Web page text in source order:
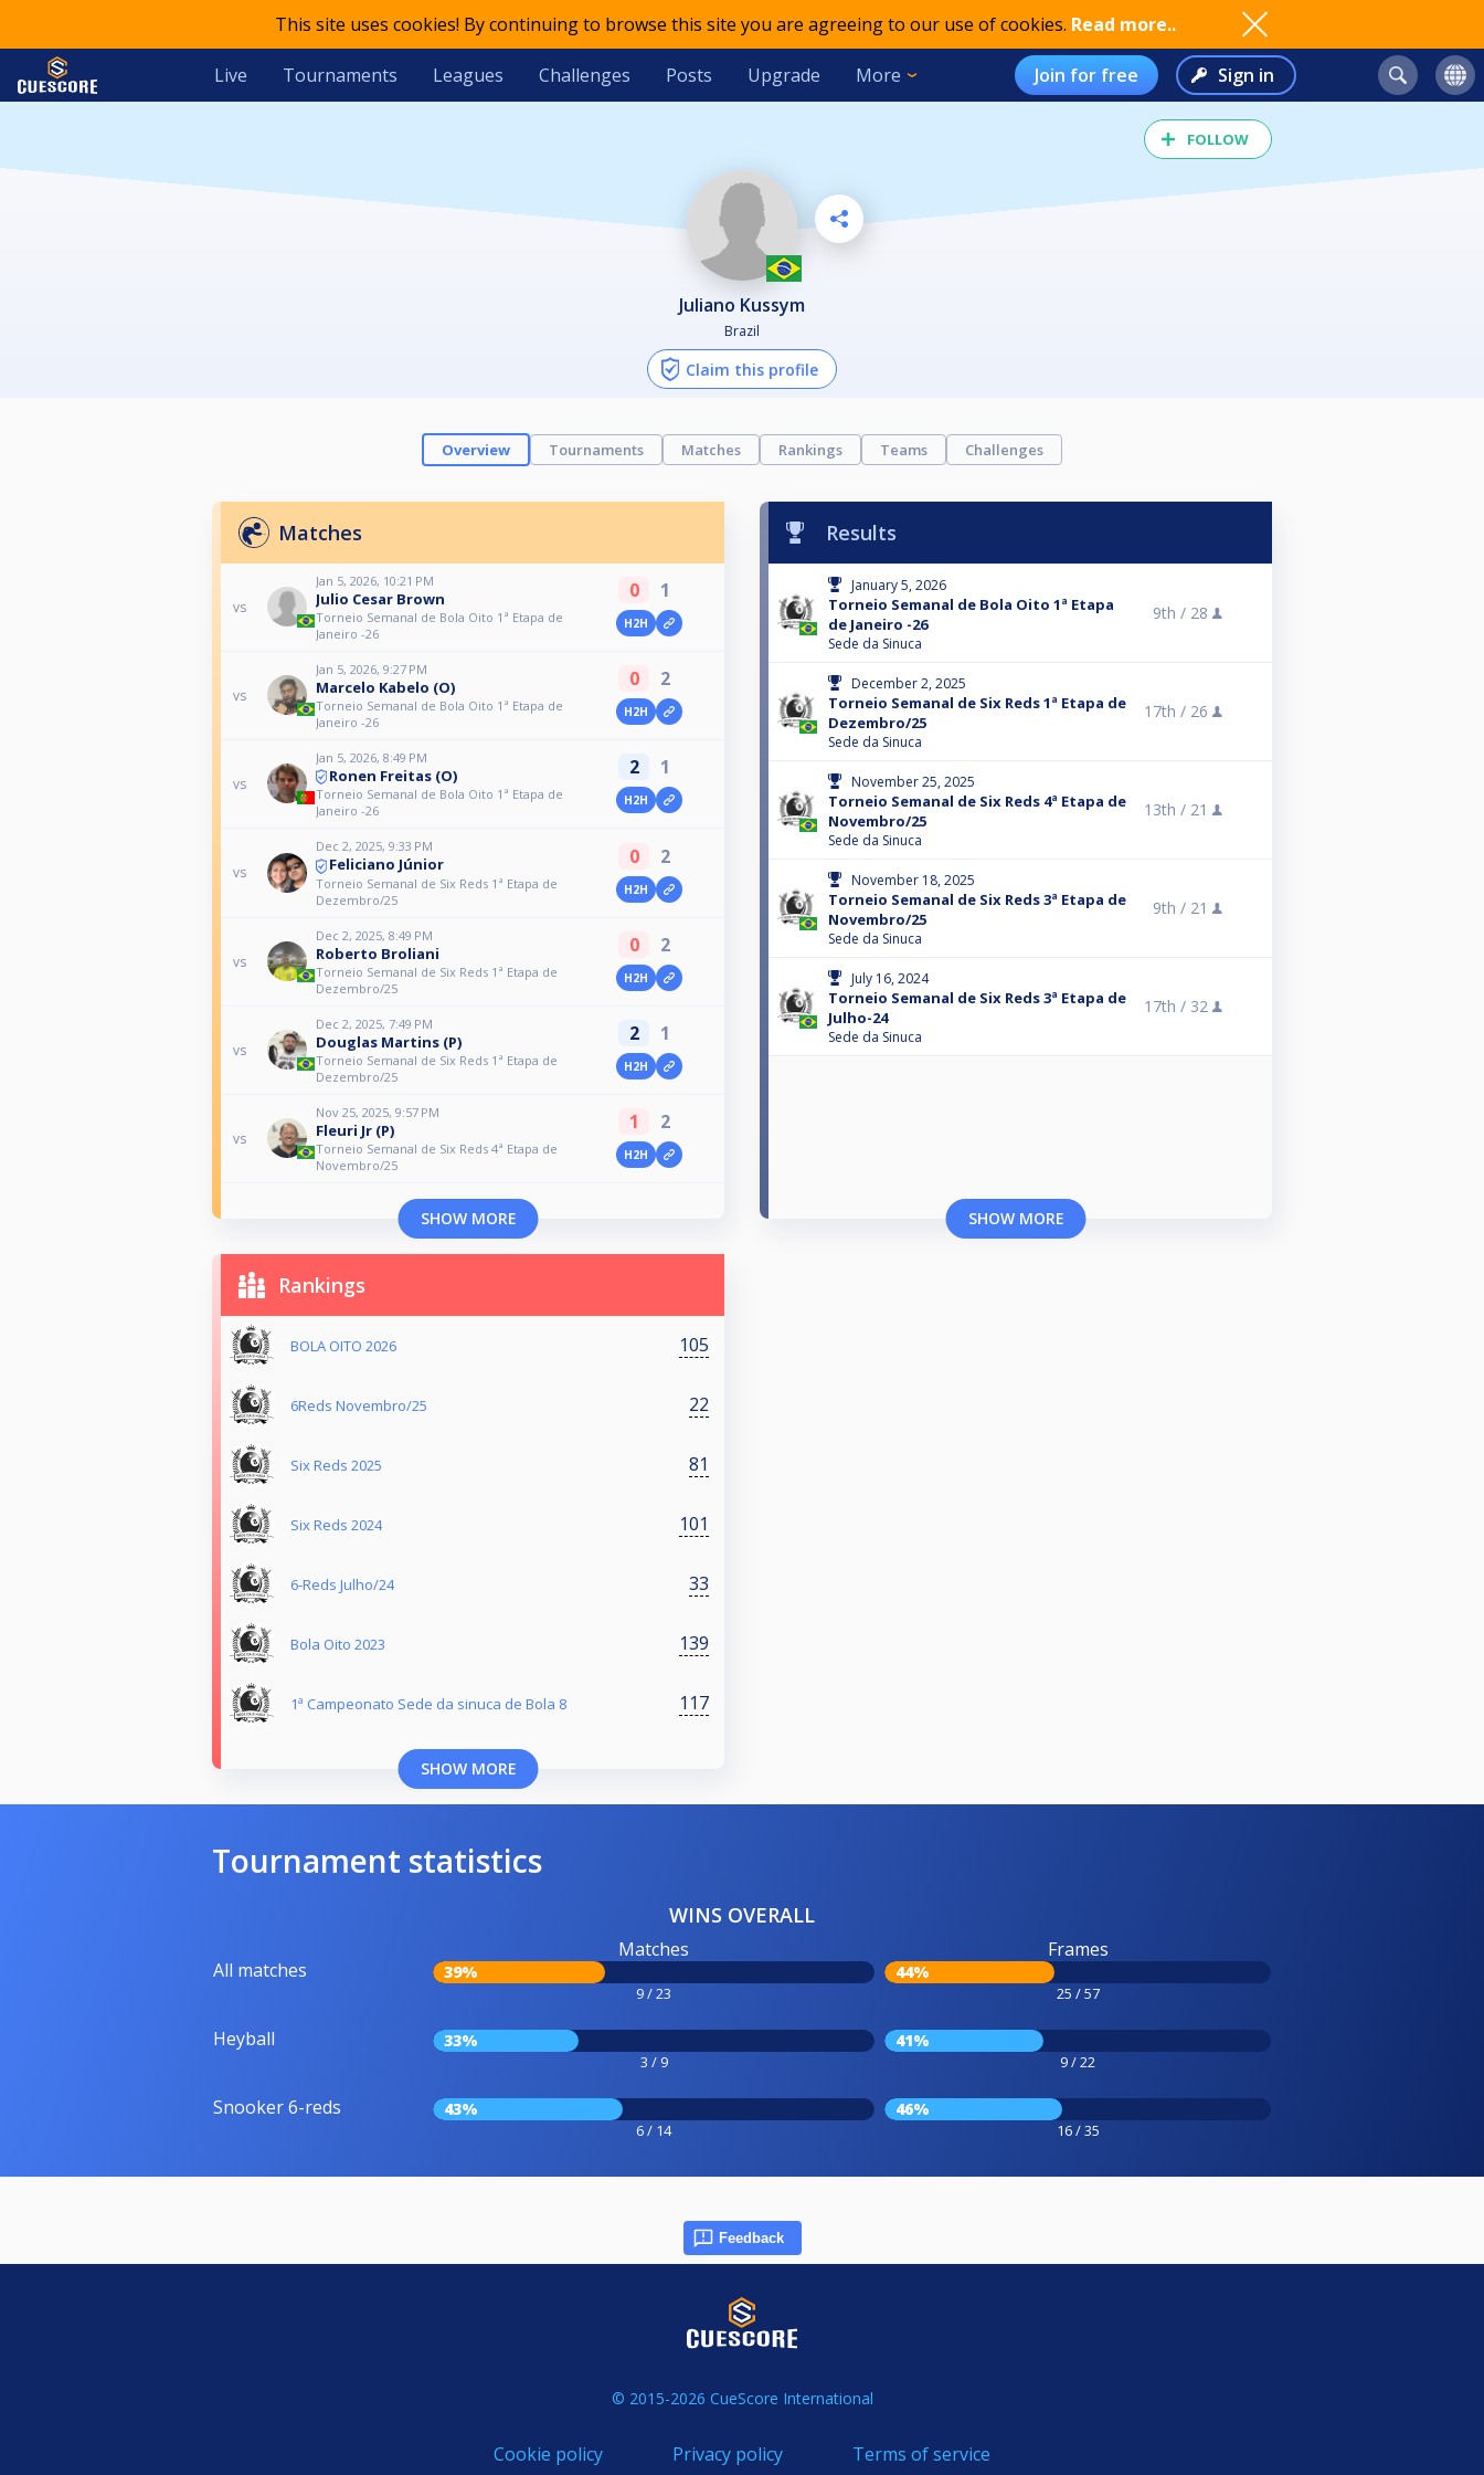
This site uses cookies! By continuing to browse this site you are agreeing to our use of cookies. Read more..
Live Tournaments Leagues Challenges Posts Upgrade More Join for free Sign in
FOLLOW
Juliano Kussym
Brazil
Claim this profile
Overview Tournaments Matches Rankings Teams Challenges
Matches
vs
Jan 5, 2026, 10:21 PM
Julio Cesar Brown
Torneio Semanal de Bola Oito 1ª Etapa de
Janeiro -26
0 1
H2H
vs
Jan 5, 2026, 9:27 PM
Marcelo Kabelo (O)
Torneio Semanal de Bola Oito 1ª Etapa de
Janeiro -26
0 2
H2H
vs
Jan 5, 2026, 8:49 PM
Ronen Freitas (O)
Torneio Semanal de Bola Oito 1ª Etapa de
Janeiro -26
2 1
H2H
vs
Dec 2, 2025, 9:33 PM
Feliciano Júnior
Torneio Semanal de Six Reds 1ª Etapa de
Dezembro/25
0 2
H2H
vs
Dec 2, 2025, 8:49 PM
Roberto Broliani
Torneio Semanal de Six Reds 1ª Etapa de
Dezembro/25
0 2
H2H
vs
Dec 2, 2025, 7:49 PM
Douglas Martins (P)
Torneio Semanal de Six Reds 1ª Etapa de
Dezembro/25
2 1
H2H
vs
Nov 25, 2025, 9:57 PM
Fleuri Jr (P)
Torneio Semanal de Six Reds 4ª Etapa de
Novembro/25
1 2
H2H
SHOW MORE
Results
January 5, 2026
Torneio Semanal de Bola Oito 1ª Etapa
de Janeiro -26
Sede da Sinuca
9th / 28
December 2, 2025
Torneio Semanal de Six Reds 1ª Etapa de
Dezembro/25
Sede da Sinuca
17th / 26
November 25, 2025
Torneio Semanal de Six Reds 4ª Etapa de
Novembro/25
Sede da Sinuca
13th / 21
November 18, 2025
Torneio Semanal de Six Reds 3ª Etapa de
Novembro/25
Sede da Sinuca
9th / 21
July 16, 2024
Torneio Semanal de Six Reds 3ª Etapa de
Julho-24
Sede da Sinuca
17th / 32
SHOW MORE
Rankings
BOLA OITO 2026 105
6Reds Novembro/25 22
Six Reds 2025 81
Six Reds 2024 101
6-Reds Julho/24 33
Bola Oito 2023 139
1ª Campeonato Sede da sinuca de Bola 8 117
SHOW MORE
Tournament statistics
WINS OVERALL
All matches
Matches
39%
9 / 23
Frames
44%
25 / 57
Heyball 33%
3 / 9
41%
9 / 22
Snooker 6-reds 43%
6 / 14
46%
16 / 35
Feedback
© 2015-2026 CueScore International
Cookie policy Privacy policy Terms of service